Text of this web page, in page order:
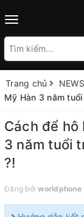
Toggle
Trang chủ
Mỹ Hàn 3 năm
Cách để hô
3 năm tuổi
?!
Đăng bởiworldphone